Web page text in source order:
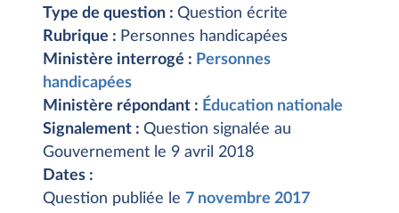
Type de question : Question écrite
Rubrique : Personnes handicapées
Ministère interrogé : Personnes
handicapées
Ministère répondant : Éducation nationale
Signalement : Question signalée au
Gouvernement le 9 avril 2018
Dates :
Question publiée le 7 novembre 2017